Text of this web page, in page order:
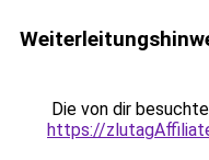
Die von dir
https://